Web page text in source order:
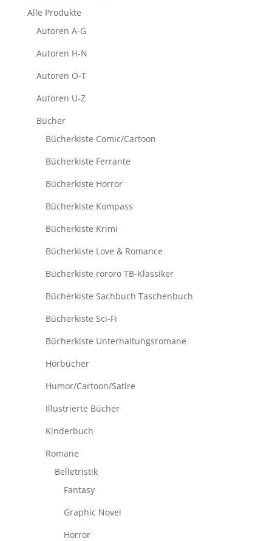
Alle Produkte
Autoren A-G
Autoren H-N
Autoren O-T
Autoren U-Z
Bücher
Bücherkiste Comic/Cartoon
Bücherkiste Ferrante
Bücherkiste Horror
Bücherkiste Kompass
Bücherkiste Krimi
Bücherkiste Love & Romance
Bücherkiste rororo TB-Klassiker
Bücherkiste Sachbuch Taschenbuch
Bücherkiste Sci-Fi
Bücherkiste Unterhaltungsromane
Hörbücher
Humor/Cartoon/Satire
Illustrierte Bücher
Kinderbuch
Romane
Belletristik
Fantasy
Graphic Novel
Horror